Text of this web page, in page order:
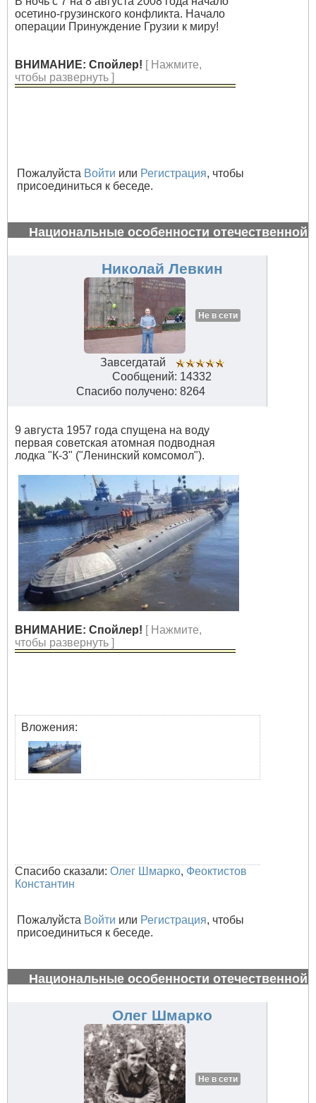
осетино-грузинского конфликта. Начало
операции Принуждение Грузии к миру!
ВНИМАНИЕ: Спойлер! [ Нажмите,
чтобы развернуть ]
Пожалуйста Войти или Регистрация, чтобы
присоединиться к беседе.
Национальные особенности отечественной
Николай Левкин
Не в сети
Завсегдатай
Сообщений: 14332
Спасибо получено: 8264
9 августа 1957 года спущена на воду
первая советская атомная подводная
лодка "К-3" ("Ленинский комсомол").
ВНИМАНИЕ: Спойлер! [ Нажмите,
чтобы развернуть ]
Вложения:
Спасибо сказали: Олег Шмарко, Феоктистов
Константин
Пожалуйста Войти или Регистрация, чтобы
присоединиться к беседе.
Национальные особенности отечественной
Олег Шмарко
Не в сети